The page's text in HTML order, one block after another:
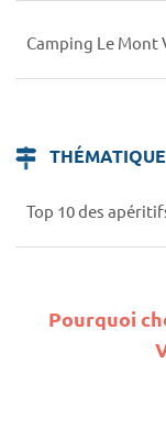
Camping Le
Top 10 des
Pourquoi